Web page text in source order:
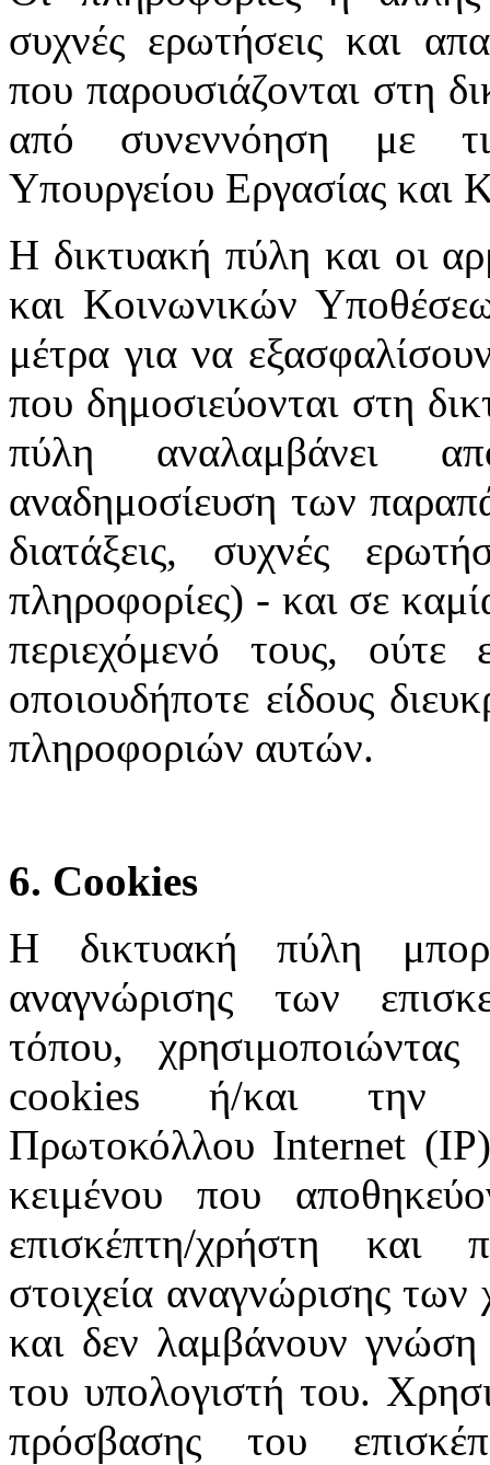
συχνές ερωτήσεις και
που παρουσιάζονται στη
από συνεννόηση με
Υπουργείου Εργασίας και
Η δικτυακή πύλη και οι
και Κοινωνικών
μέτρα για να
που δημοσιεύονται στη
πύλη αναλαμβάνει
αναδημοσίευση των
διατάξεις, συχνές
πληροφορίες) - και σε
περιεχόμενό τους, ούτε
οποιουδήποτε είδους
πληροφοριών αυτών.
6. Cookies
Η δικτυακή πύλη
αναγνώρισης των
τόπου, χρησιμοποιώντας
cookies ή/και την
Πρωτοκόλλου Internet
κειμένου που
επισκέπτη/χρήστη και
στοιχεία αναγνώρισης
και δεν λαμβάνουν γνώση
του υπολογιστή του.
πρόσβασης του